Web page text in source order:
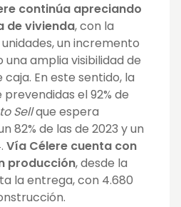
continúa apreciando
de vivienda, con la
un incremento
una amplia visibilidad de
En este sentido, la
el 92% de
Sellque espera
82% de las de 2023 y un
Vía Célere cuenta con
producción, desde la
la entrega, con 4.680